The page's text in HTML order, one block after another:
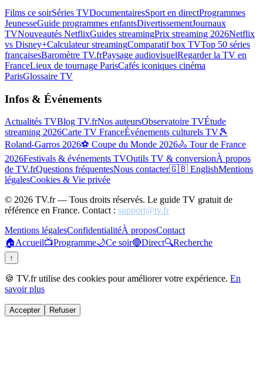
Films ce soirSéries TVDocumentairesSport en directProgrammes
JeunesseGuide programmes enfantsDivertissementJournaux
TVNouveautés NetflixGuides streamingPrix streaming 2026Netflix
vs Disney+Calculateur streamingComparatif box TVTop 50 séries
françaisesBaromètre TV.frPaysage audiovisuelRegarder la TV en
FranceLieux de tournage ParisCafés iconiques cinéma
ParisGlossaire TV
Infos & Événements
Actualités TVBlog TV.frNos auteursObservatoire TVÉtude
streaming 2026Carte TV FranceÉvénements culturels TV🎾
Roland-Garros 2026⚽ Coupe du Monde 2026🚴 Tour de France
2026Festivals & événements TVOutils TV & conversionÀ propos
de TV.frQuestions fréquentesNous contacter🇬🇧 EnglishMentions
légalesCookies & Vie privée
© 2026 TV.fr — Tous droits réservés. Le guide TV gratuit de
référence en France. Contact : support@tv.fr
Mentions légalesConfidentialitéÀ proposContact
🏠Accueil📺Programme🌙Ce soir🔴Direct🔍Recherche
↑
🍪 TV.fr utilise des cookies pour améliorer votre expérience. En
savoir plus
Accepter Refuser